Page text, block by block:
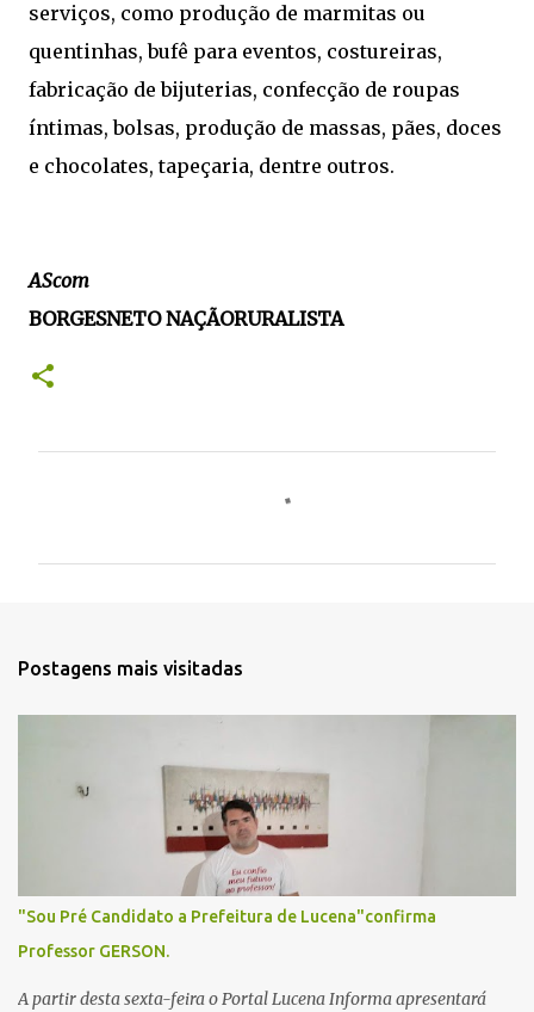
serviços, como produção de marmitas ou
quentinhas, bufê para eventos, costureiras,
fabricação de bijuterias, confecção de roupas
íntimas, bolsas, produção de massas, pães, doces
e chocolates, tapeçaria, dentre outros.
AScom
BORGESNETO NAÇÃORURALISTA
Postagens mais visitadas
"Sou Pré Candidato a Prefeitura de Lucena"confirma
Professor GERSON.
A partir desta sexta-feira o Portal Lucena Informa apresentará